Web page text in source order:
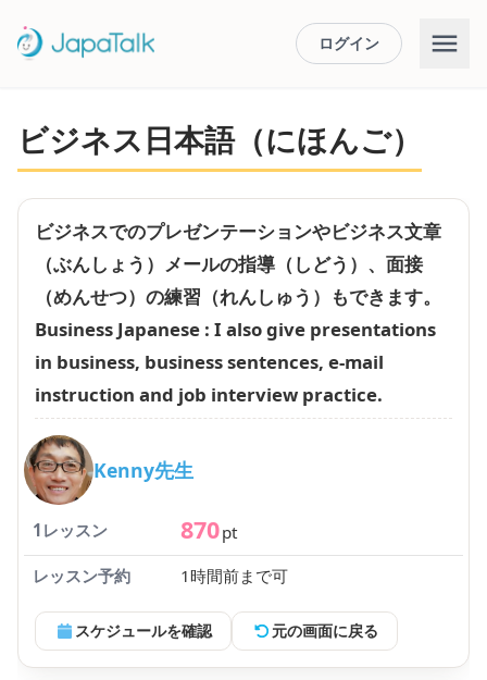
ログイン
ビジネス日本語（にほんご）
ビジネスでのプレゼンテーションやビジネス文章
（ぶんしょう）メールの指導（しどう）、面接
（めんせつ）の練習（れんしゅう）もできます。
Business Japanese : I also give presentations
in business, business sentences, e-mail
instruction and job interview practice.
Kenny先生
1レッスン 870pt
レッスン予約
1時間前まで可
スケジュールを確認 元の画面に戻る